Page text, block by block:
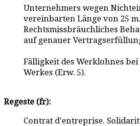
Unternehmers wegen
vereinbarten Länge von 25 m.
Rechtsmissbräuchliches
auf genauer
Fälligkeit des Werklohnes bei
Werkes (Erw. 5).
Regeste (fr):
Contrat d'entreprise.